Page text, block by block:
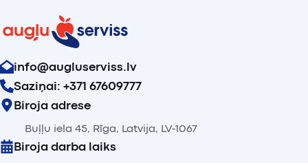
info@augluserviss.lv
Saziņai: +371 67609777
Biroja adrese
Buļļu iela 45, Rīga, Latvija, LV-1067
Biroja darba laiks